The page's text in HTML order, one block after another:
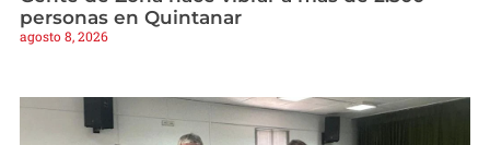
personas en Quintanar
agosto 8, 2026